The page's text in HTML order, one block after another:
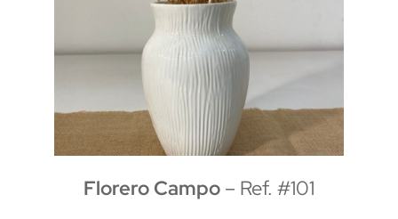
Florero Campo – Ref. #101